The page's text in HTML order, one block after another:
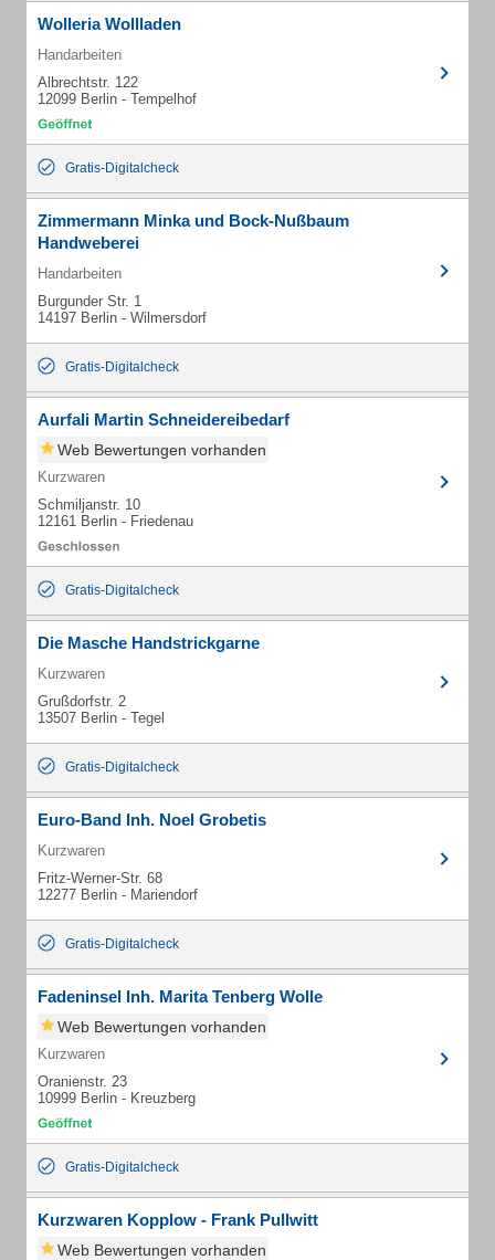
Wolleria Wollladen
Handarbeiten
Albrechtstr. 122
12099 Berlin - Tempelhof
Gratis-Digitalcheck
Zimmermann Minka und Bock-Nußbaum
Handweberei
Handarbeiten
Burgunder Str. 1
14197 Berlin - Wilmersdorf
Gratis-Digitalcheck
Aurfali Martin Schneidereibedarf
Web Bewertungen vorhanden
Kurzwaren
Schmiljanstr. 10
12161 Berlin - Friedenau
Gratis-Digitalcheck
Die Masche Handstrickgarne
Kurzwaren
Grußdorfstr. 2
13507 Berlin - Tegel
Gratis-Digitalcheck
Euro-Band Inh. Noel Grobetis
Kurzwaren
Fritz-Werner-Str. 68
12277 Berlin - Mariendorf
Gratis-Digitalcheck
Fadeninsel Inh. Marita Tenberg Wolle
Web Bewertungen vorhanden
Kurzwaren
Oranienstr. 23
10999 Berlin - Kreuzberg
Gratis-Digitalcheck
Kurzwaren Kopplow - Frank Pullwitt
Web Bewertungen vorhanden